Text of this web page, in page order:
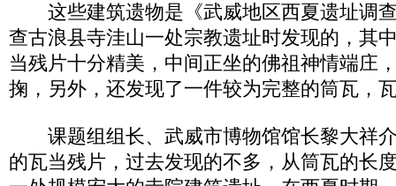
这些建筑遗物是《武威地区西夏遗址调
查古浪县寺洼山一处宗教遗址时发现的，其
当残片十分精美，中间正坐的佛祖神情端庄
掬，另外，还发现了一件较为完整的筒瓦，
课题组组长、武威市博物馆馆长黎大祥
的瓦当残片，过去发现的不多，从筒瓦的长